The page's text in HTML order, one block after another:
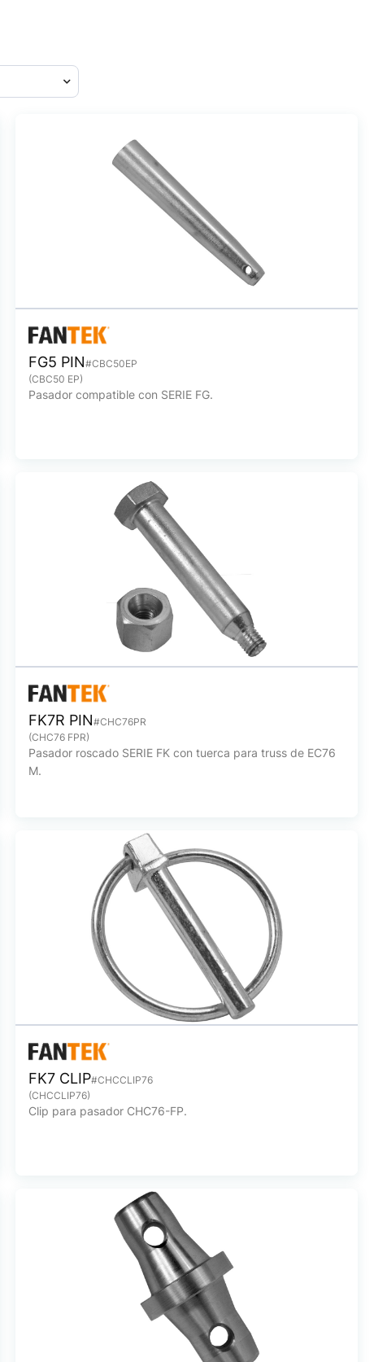
FG5 PIN#CBC50EP
(CBC50 EP)
Pasador compatible con SERIE FG.
FK7R PIN#CHC76PR
(CHC76 FPR)
Pasador roscado SERIE FK con tuerca para truss de EC76
M.
FK7 CLIP#CHCCLIP76
(CHCCLIP76)
Clip para pasador CHC76-FP.